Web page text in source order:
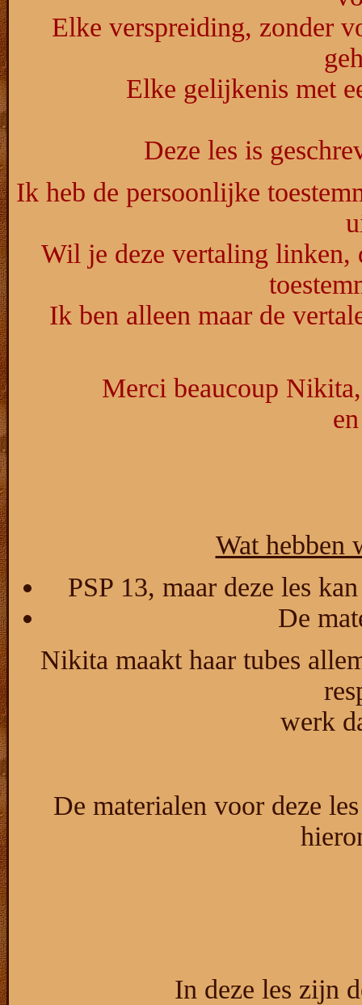
Elke verspreiding, zonder
Elke gelijkenis met
Deze les is
Ik heb de persoonlijke
Wil je deze vertaling linken,
Ik ben alleen maar de
Merci beaucoup
Wat hebben
PSP 13, maar deze les
De
Nikita maakt haar tubes
werk
De materialen voor deze
In deze les zijn